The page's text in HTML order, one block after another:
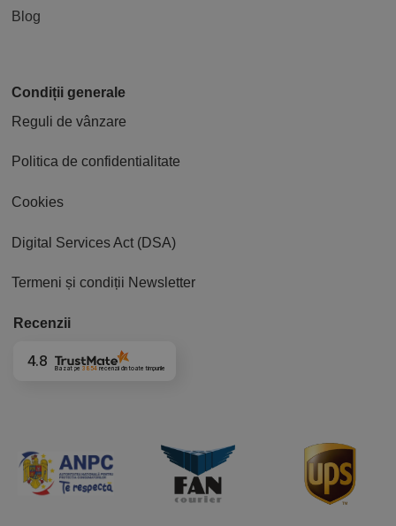
Blog
Condiții generale
Reguli de vânzare
Politica de confidentialitate
Cookies
Digital Services Act (DSA)
Termeni și condiții Newsletter
Recenzii
4.8 Bazat pe 3854 recenziidin toate timpurile